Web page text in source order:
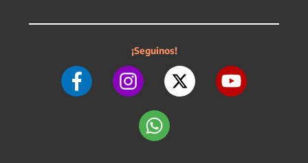
¡Seguinos!